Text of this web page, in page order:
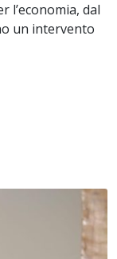
l’economia, dal
un intervento